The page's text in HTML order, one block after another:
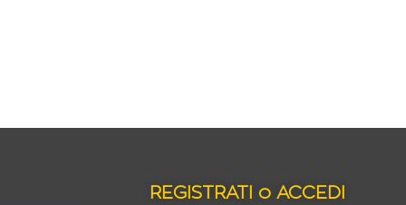
REGISTRATI o ACCEDI